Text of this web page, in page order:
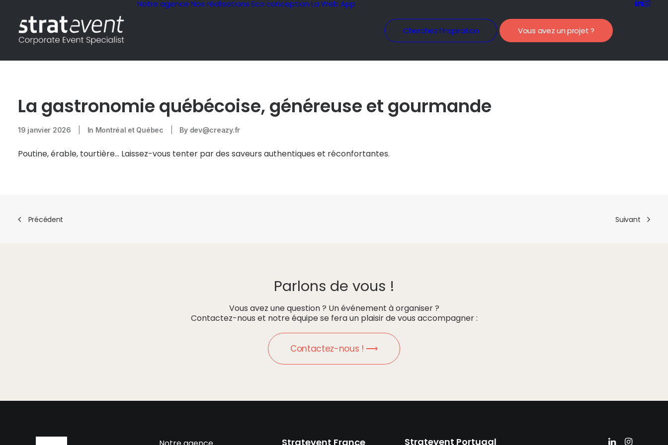
Notre agence Nos réalisations Eco conception La Web App
Cherchez l’inspiration Vous avez un projet ?
La gastronomie québécoise, généreuse et gourmande
19 janvier 2026 In Montréal et Québec By dev@creazy.fr
Poutine, érable, tourtière… Laissez-vous tenter par des saveurs authentiques et réconfortantes.
Précédent Suivant
Parlons de vous !
Vous avez une question ? Un événement à organiser ?
Contactez-nous et notre équipe se fera un plaisir de vous accompagner :
Contactez-nous ! ⟶
Stratevent France Stratevent Portugal